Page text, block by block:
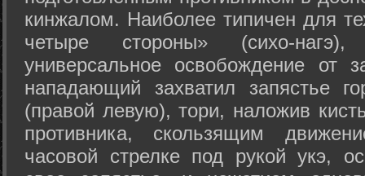
кинжалом. Наиболее типичен для
четыре стороны» (сихо-
универсальное освобождение от
нападающий захватил запястье
(правой левую), тори, наложив
противника, скользящим
часовой стрелке под рукой укэ,